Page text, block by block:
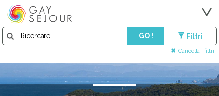
GO ! Filtri
Cancella i filtri